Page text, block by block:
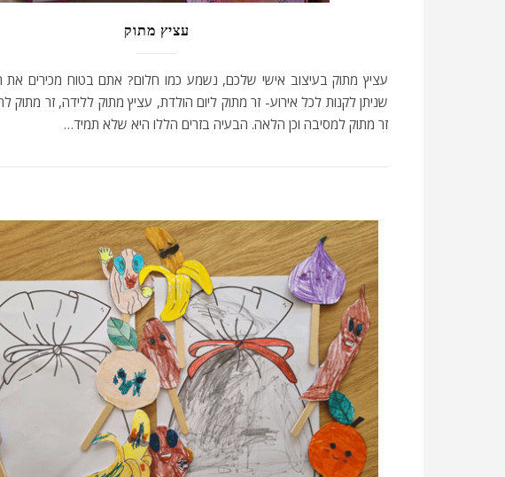
עציץ מתוק
עציץ מתוק בעיצוב אישי שלכם, נשמע כמו חלום? אתם בטוח מכירים את
שניתן לקנות לכל אירוע- זר מתוק ליום הולדת, עציץ מתוק ללידה, זר מתוק
זר מתוק למסיבה וכן הלאה. הבעיה בזרים הללו היא שלא תמיד…